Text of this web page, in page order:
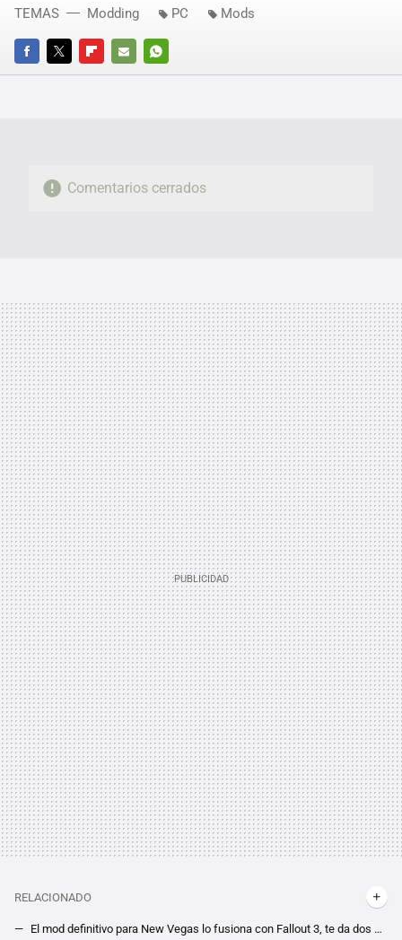
FACEBOOKTWITTERFLIPBOARD
E-
WHATSAPP
TEMAS Modding PC Mods
Comentarios cerrados
RELACIONADO
El mod definitivo para New Vegas lo fusiona con Fallout 3, te da dos RPG en uno, y apunta a mejorar la experiencia de ambos. Así es Tale of Two Wastelands